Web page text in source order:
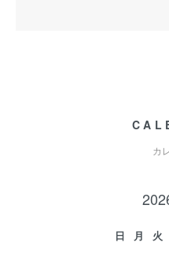
カ
日 月 火